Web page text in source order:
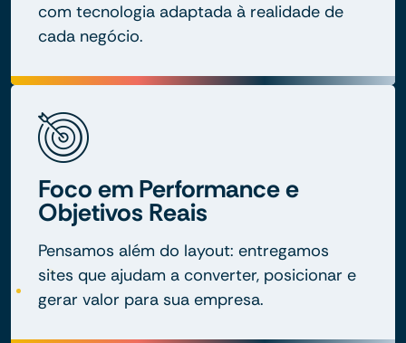
com tecnologia adaptada à realidade de
cada negócio.
Foco em Performance e
Objetivos Reais
Pensamos além do layout: entregamos
sites que ajudam a converter, posicionar e
gerar valor para sua empresa.